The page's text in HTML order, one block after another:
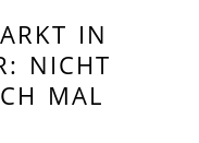
IN
NICHT
MAL